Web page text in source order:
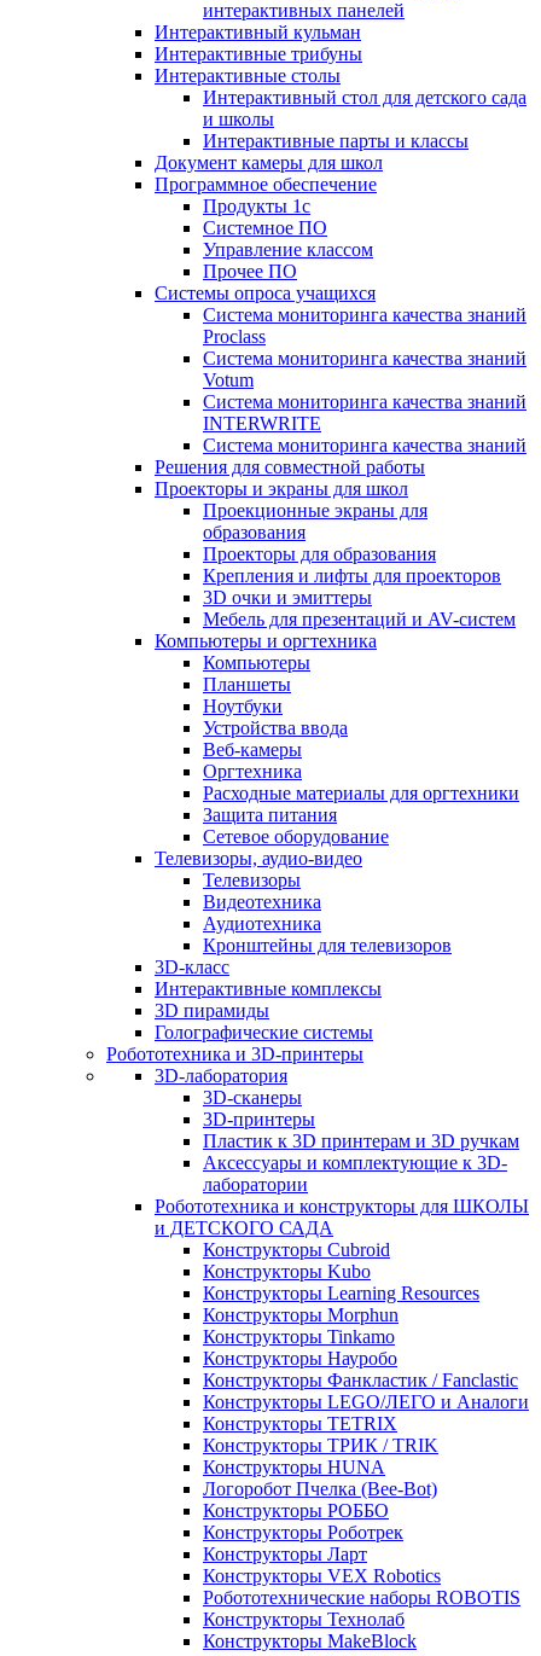
интерактивных панелей
Интерактивный кульман
Интерактивные трибуны
Интерактивные столы
Интерактивный стол для детского сада
и школы
Интерактивные парты и классы
Документ камеры для школ
Программное обеспечение
Продукты 1с
Системное ПО
Управление классом
Прочее ПО
Системы опроса учащихся
Система мониторинга качества знаний
Proclass
Система мониторинга качества знаний
Votum
Система мониторинга качества знаний
INTERWRITE
Система мониторинга качества знаний
Решения для совместной работы
Проекторы и экраны для школ
Проекционные экраны для
образования
Проекторы для образования
Крепления и лифты для проекторов
3D очки и эмиттеры
Мебель для презентаций и AV-систем
Компьютеры и оргтехника
Компьютеры
Планшеты
Ноутбуки
Устройства ввода
Веб-камеры
Оргтехника
Расходные материалы для оргтехники
Защита питания
Сетевое оборудование
Телевизоры, аудио-видео
Телевизоры
Видеотехника
Аудиотехника
Кронштейны для телевизоров
3D-класс
Интерактивные комплексы
3D пирамиды
Голографические системы
Робототехника и 3D-принтеры
3D-лаборатория
3D-сканеры
3D-принтеры
Пластик к 3D принтерам и 3D ручкам
Аксессуары и комплектующие к 3D-
лаборатории
Робототехника и конструкторы для ШКОЛЫ
и ДЕТСКОГО САДА
Конструкторы Cubroid
Конструкторы Kubo
Конструкторы Learning Resources
Конструкторы Morphun
Конструкторы Tinkamo
Конструкторы Науробо
Конструкторы Фанкластик / Fanclastic
Конструкторы LEGO/ЛЕГО и Аналоги
Конструкторы TETRIX
Конструкторы ТРИК / TRIK
Конструкторы HUNA
Логоробот Пчелка (Bee-Bot)
Конструкторы РОББО
Конструкторы Роботрек
Конструкторы Ларт
Конструкторы VEX Robotics
Робототехнические наборы ROBOTIS
Конструкторы Технолаб
Конструкторы MakeBlock